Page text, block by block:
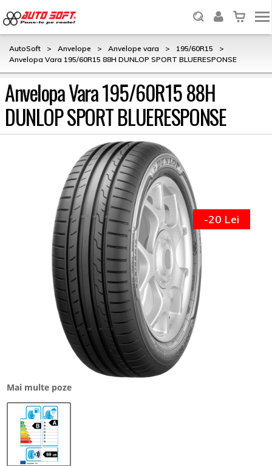
AutoSoft > Anvelope > Anvelope vara > 195/60R15
>
Anvelopa Vara 195/60R15 88H DUNLOP SPORT BLUERESPONSE
Anvelopa Vara 195/60R15 88H
DUNLOP SPORT BLUERESPONSE
Mai multe poze
-20 Lei